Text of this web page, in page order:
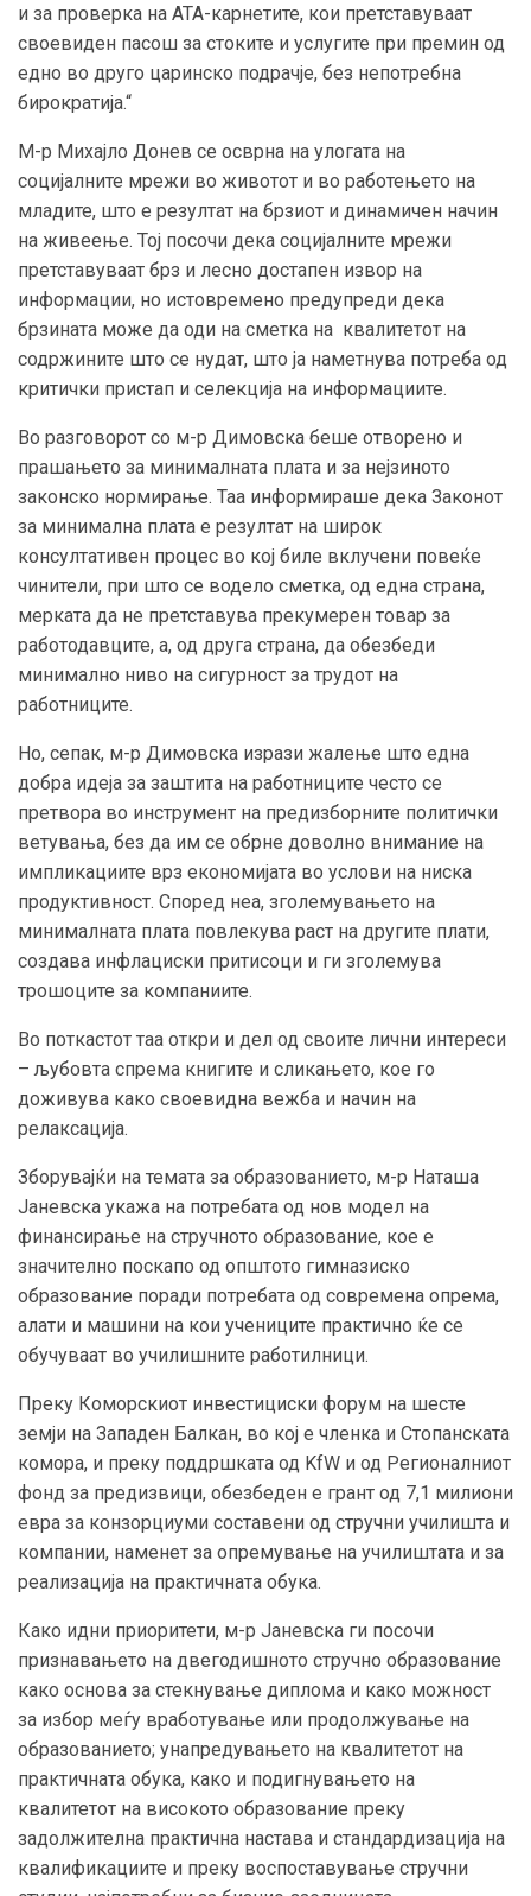
и за проверка на АТА-карнетите, кои претставуваат
своевиден пасош за стоките и услугите при премин од
едно во друго царинско подрачје, без непотребна
бирократија.“
М-р Михајло Донев се осврна на улогата на
социјалните мрежи во животот и во работењето на
младите, што е резултат на брзиот и динамичен начин
на живеење. Тој посочи дека социјалните мрежи
претставуваат брз и лесно достапен извор на
информации, но истовремено предупреди дека
брзината може да оди на сметка на квалитетот на
содржините што се нудат, што ја наметнува потреба од
критички пристап и селекција на информациите.
Во разговорот со м-р Димовска беше отворено и
прашањето за минималната плата и за нејзиното
законско нормирање. Таа информираше дека Законот
за минимална плата е резултат на широк
консултативен процес во кој биле вклучени повеќе
чинители, при што се водело сметка, од една страна,
мерката да не претставува прекумерен товар за
работодавците, а, од друга страна, да обезбеди
минимално ниво на сигурност за трудот на
работниците.
Но, сепак, м-р Димовска изрази жалење што една
добра идеја за заштита на работниците често се
претвора во инструмент на предизборните политички
ветувања, без да им се обрне доволно внимание на
импликациите врз економијата во услови на ниска
продуктивност. Според неа, зголемувањето на
минималната плата повлекува раст на другите плати,
создава инфлациски притисоци и ги зголемува
трошоците за компаниите.
Во поткастот таа откри и дел од своите лични интереси
– љубовта спрема книгите и сликањето, кое го
доживува како своевидна вежба и начин на
релаксација.
Зборувајќи на темата за образованието, м-р Наташа
Јаневска укажа на потребата од нов модел на
финансирање на стручното образование, кое е
значително поскапо од општото гимназиско
образование поради потребата од современа опрема,
алати и машини на кои учениците практично ќе се
обучуваат во училишните работилници.
Преку Коморскиот инвестициски форум на шесте
земји на Западен Балкан, во кој е членка и Стопанската
комора, и преку поддршката од KfW и од Регионалниот
фонд за предизвици, обезбеден е грант од 7,1 милиони
евра за конзорциуми составени од стручни училишта и
компании, наменет за опремување на училиштата и за
реализација на практичната обука.
Како идни приоритети, м-р Јаневска ги посочи
признавањето на двегодишното стручно образование
како основа за стекнување диплома и како можност
за избор меѓу вработување или продолжување на
образованието; унапредувањето на квалитетот на
практичната обука, како и подигнувањето на
квалитетот на високото образование преку
задолжителна практична настава и стандардизација на
квалификациите и преку воспоставување стручни